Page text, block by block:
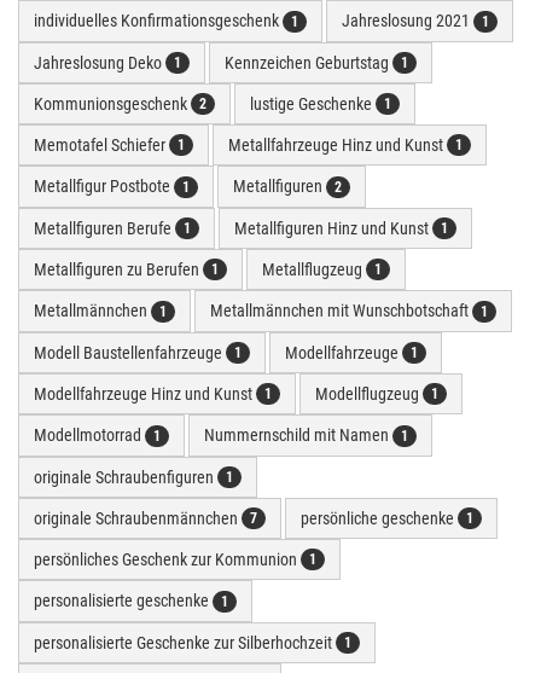
individuelles Konfirmationsgeschenk 1 Jahreslosung 2021 1
Jahreslosung Deko 1 Kennzeichen Geburtstag 1
Kommunionsgeschenk 2 lustige Geschenke 1
Memotafel Schiefer 1 Metallfahrzeuge Hinz und Kunst 1
Metallfigur Postbote 1 Metallfiguren 2
Metallfiguren Berufe 1 Metallfiguren Hinz und Kunst 1
Metallfiguren zu Berufen 1 Metallflugzeug 1
Metallmännchen 1 Metallmännchen mit Wunschbotschaft 1
Modell Baustellenfahrzeuge 1 Modellfahrzeuge 1
Modellfahrzeuge Hinz und Kunst 1 Modellflugzeug 1
Modellmotorrad 1 Nummernschild mit Namen 1
originale Schraubenfiguren 1
originale Schraubenmännchen 7 persönliche geschenke 1
persönliches Geschenk zur Kommunion 1
personalisierte geschenke 1
personalisierte Geschenke zur Silberhochzeit 1